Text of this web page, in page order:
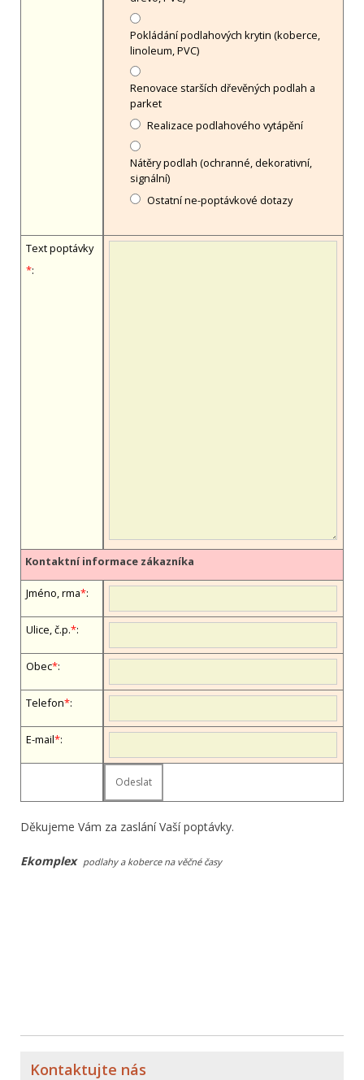
Pokládání podlahových krytin (koberce,
linoleum, PVC)
Renovace starších dřevěných podlah a
parket
Realizace podlahového vytápění
Nátěry podlah (ochranné, dekorativní,
signální)
Ostatní ne-poptávkové dotazy
Text poptávky
*:
Kontaktní informace zákazníka
Jméno, firma*:
Ulice, č.p.*:
Obec*:
Telefon*:
E-mail*:
Děkujeme Vám za zaslání Vaší poptávky.
Ekomplex podlahy a koberce na věčné časy
Kontaktujte nás